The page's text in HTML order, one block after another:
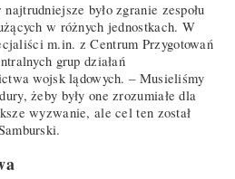
było zgranie zespołu
w różnych jednostkach. W
m.in. z Centrum Przygotowań
grup działań
wojsk lądowych. – Musieliśmy
żeby były one zrozumiałe dla
wyzwanie, ale cel ten został